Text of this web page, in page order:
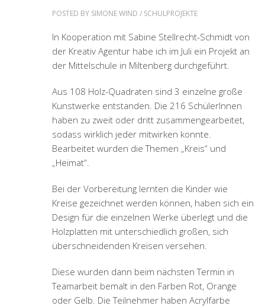
POSTED BY SIMONE WIND / SCHULPROJEKTE
In Kooperation mit Sabine Stellrecht-Schmidt von
der Kreativ Agentur habe ich im Juli ein Projekt an
der Mittelschule in Miltenberg durchgeführt.
Aus 108 Holz-Quadraten sind 3 einzelne große
Kunstwerke entstanden. Die 216 SchülerInnen
haben zu zweit oder dritt zusammengearbeitet,
sodass wirklich jeder mitwirken konnte.
Bearbeitet wurden die Themen „Kreis“ und
„Heimat“.
Bei der Vorbereitung lernten die Kinder wie
Kreise gezeichnet werden können, haben sich ein
Design für die einzelnen Werke überlegt und die
Holzplatten mit unterschiedlich großen, sich
überschneidenden Kreisen versehen.
Diese wurden dann beim nächsten Termin in
Teamarbeit bemalt in den Farben Rot, Orange
oder Gelb. Die Teilnehmer haben Acrylfarbe